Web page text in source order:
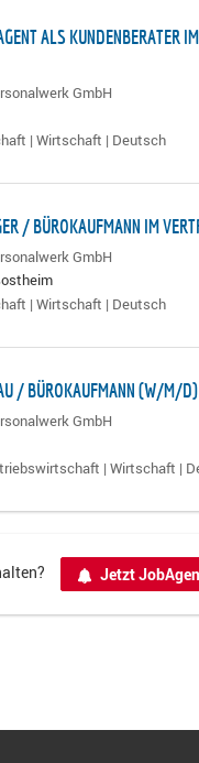
ALS KUNDENBERATER
GmbH
| Wirtschaft | Deutsch
/ BÜROKAUFMANN IM
GmbH
| Wirtschaft | Deutsch
/ BÜROKAUFMANN (W/M/
GmbH
| Wirtschaft |
Jetzt